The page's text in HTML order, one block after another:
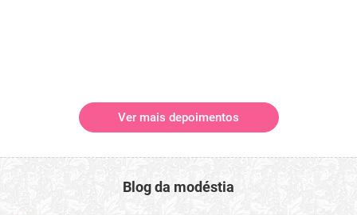
Ver mais depoimentos
Blog da modéstia